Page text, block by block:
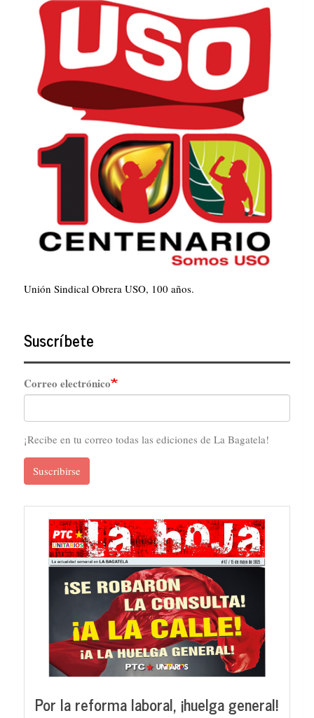
Unión Sindical Obrera USO, 100 años.
Suscríbete
Correo electrónico
¡Recibe en tu correo todas las ediciones de La Bagatela!
Suscribirse
Por la reforma laboral, ¡huelga general!